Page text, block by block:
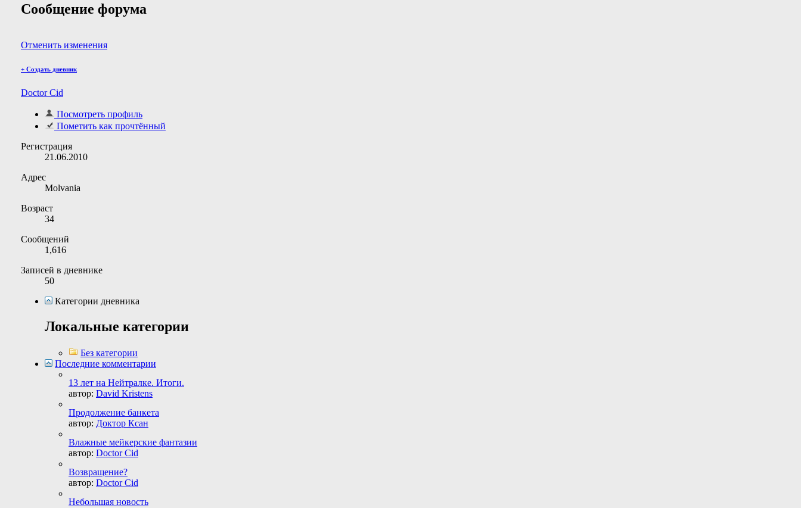
Сообщение форума
Отменить изменения
+ Создать дневник
Doctor Cid
Посмотреть профиль
Пометить как прочтённый
Регистрация
21.06.2010
Адрес
Molvania
Возраст
34
Сообщений
1,616
Записей в дневнике
50
Категории дневника
Локальные категории
Без категории
Последние комментарии
13 лет на Нейтралке. Итоги.
автор: David Kristens
Продолжение банкета
автор: Доктор Ксан
Влажные мейкерские фантазии
автор: Doctor Cid
Возвращение?
автор: Doctor Cid
Небольшая новость